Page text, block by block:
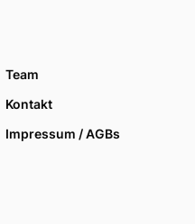
Team
Kontakt
Impressum / AGBs